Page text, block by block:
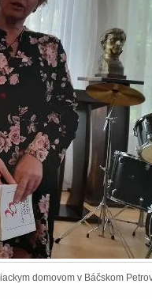
domovom v Báčskom